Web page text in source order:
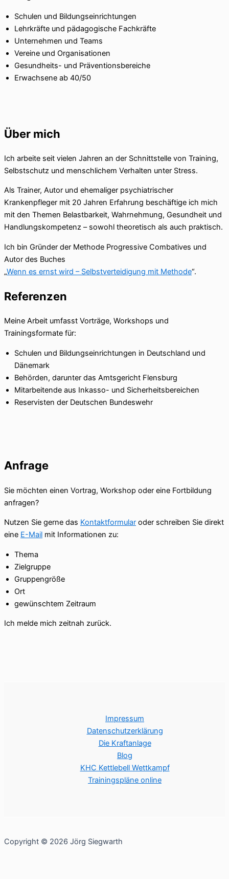
Schulen und Bildungseinrichtungen
Lehrkräfte und pädagogische Fachkräfte
Unternehmen und Teams
Vereine und Organisationen
Gesundheits- und Präventionsbereiche
Erwachsene ab 40/50
Über mich
Ich arbeite seit vielen Jahren an der Schnittstelle von Training,
Selbstschutz und menschlichem Verhalten unter Stress.
Als Trainer, Autor und ehemaliger psychiatrischer
Krankenpfleger mit 20 Jahren Erfahrung beschäftige ich mich
mit den Themen Belastbarkeit, Wahrnehmung, Gesundheit und
Handlungskompetenz – sowohl theoretisch als auch praktisch.
Ich bin Gründer der Methode Progressive Combatives und
Autor des Buches
„Wenn es ernst wird – Selbstverteidigung mit Methode“.
Referenzen
Meine Arbeit umfasst Vorträge, Workshops und
Trainingsformate für:
Schulen und Bildungseinrichtungen in Deutschland und
Dänemark
Behörden, darunter das Amtsgericht Flensburg
Mitarbeitende aus Inkasso- und Sicherheitsbereichen
Reservisten der Deutschen Bundeswehr
Anfrage
Sie möchten einen Vortrag, Workshop oder eine Fortbildung
anfragen?
Nutzen Sie gerne das Kontaktformular oder schreiben Sie direkt
eine E-Mail mit Informationen zu:
Thema
Zielgruppe
Gruppengröße
Ort
gewünschtem Zeitraum
Ich melde mich zeitnah zurück.
Impressum
Datenschutzerklärung
Die Kraftanlage
Blog
KHC Kettlebell Wettkampf
Trainingspläne online
Copyright © 2026 Jörg Siegwarth